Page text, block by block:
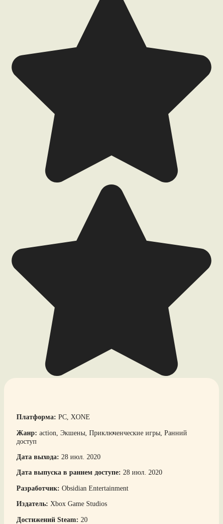
Платформа: PC, XONE
Жанр: action, Экшены, Приключенческие игры, Ранний
доступ
Дата выхода: 28 июл. 2020
Дата выпуска в раннем доступе: 28 июл. 2020
Разработчик: Obsidian Entertainment
Издатель: Xbox Game Studios
Достижений Steam: 20